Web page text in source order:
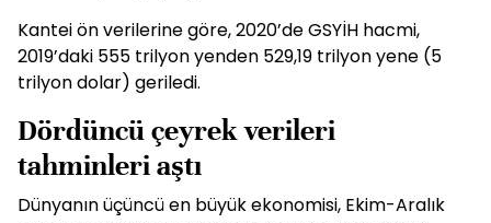
Kantei ön verilerine göre, 2020’de GSYİH hacmi,
2019’daki 555 trilyon yenden 529,19 trilyon yene (5
trilyon dolar) geriledi.
Dördüncü çeyrek verileri
tahminleri aştı
Dünyanın üçüncü en büyük ekonomisi, Ekim-Aralık